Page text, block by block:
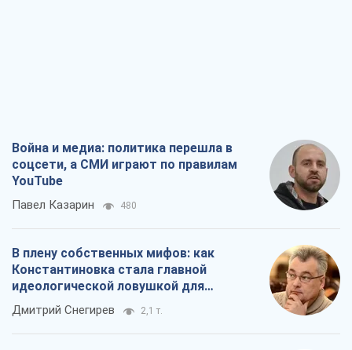
Война и медиа: политика перешла в
соцсети, а СМИ играют по правилам
YouTube
Павел Казарин 480
В плену собственных мифов: как
Константиновка стала главной
идеологической ловушкой для
российских оккупантов
Дмитрий Снегирев 2,1 т.